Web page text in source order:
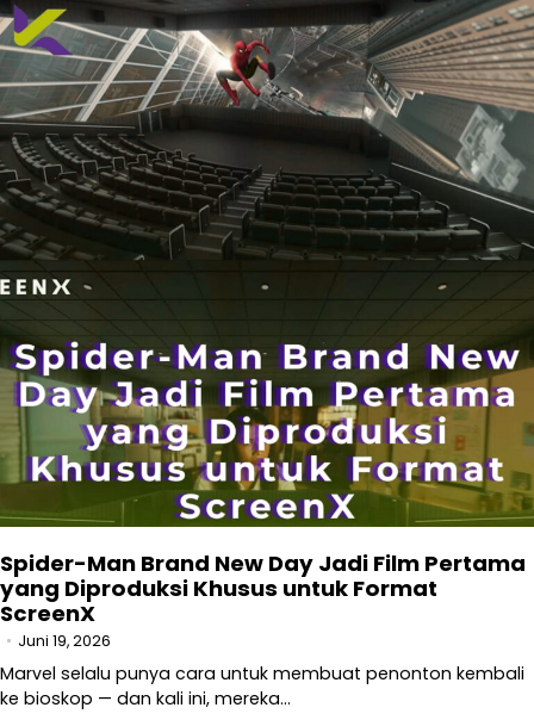
Spider-Man Brand New Day Jadi Film Pertama
yang Diproduksi Khusus untuk Format
ScreenX
Juni 19, 2026
Marvel selalu punya cara untuk membuat penonton kembali
ke bioskop — dan kali ini, mereka…